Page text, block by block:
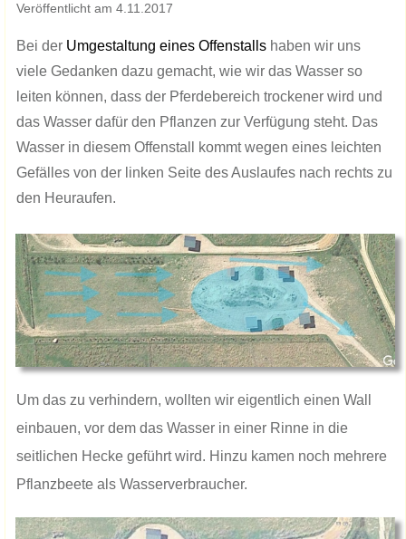
​Veröffentlicht am ​​​​4.​1​​1.201​​​​7
​Bei der Umgestaltung eines Offenstalls haben wir uns
viele Gedanken dazu gemacht, wie wir das Wasser so
leiten können, dass der Pferdebereich trockener wird und
das Wasser dafür den Pflanzen zur Verfügung steht. Das
Wasser in diesem Offenstall kommt wegen eines leichten
Gefälles von der linken Seite des Auslaufes nach rechts zu
den Heuraufen.
Um das zu verhindern, wollten wir eigentlich einen Wall
einbauen, vor dem das Wasser in einer Rinne in die
seitlichen Hecke geführt wird. Hinzu kamen noch mehrere
Pflanzbeete als Wasserverbraucher.